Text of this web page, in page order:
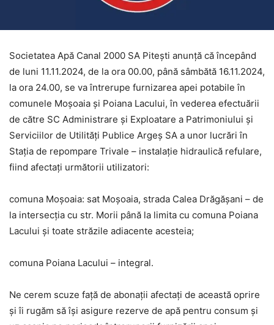
Societatea Apă Canal 2000 SA Piteşti anunţă că începând
de luni 11.11.2024, de la ora 00.00, până sâmbătă 16.11.2024,
la ora 24.00, se va întrerupe furnizarea apei potabile în
comunele Moşoaia şi Poiana Lacului, în vederea efectuării
de către SC Administrare şi Exploatare a Patrimoniului şi
Serviciilor de Utilităţi Publice Argeş SA a unor lucrări în
Stația de repompare Trivale – instalație hidraulică refulare,
fiind afectaţi următorii utilizatori:
comuna Moșoaia: sat Moșoaia, strada Calea Drăgășani – de
la intersecția cu str. Morii până la limita cu comuna Poiana
Lacului și toate străzile adiacente acesteia;
comuna Poiana Lacului – integral.
Ne cerem scuze faţă de abonaţii afectaţi de această oprire
şi îi rugăm să îşi asigure rezerve de apă pentru consum şi